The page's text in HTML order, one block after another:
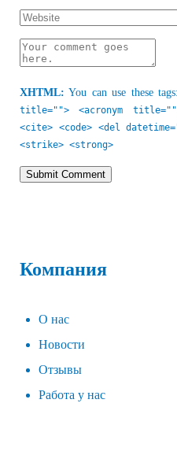
XHTML: You can use these tags:
title=""> <acronym
<cite> <code> <del
<strike> <strong>
Компания
О нас
Новости
Отзывы
Работа у нас